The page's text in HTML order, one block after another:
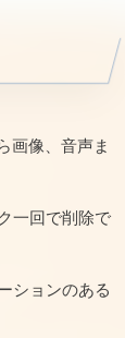
画像、音声ま
一回で削除で
ションのある